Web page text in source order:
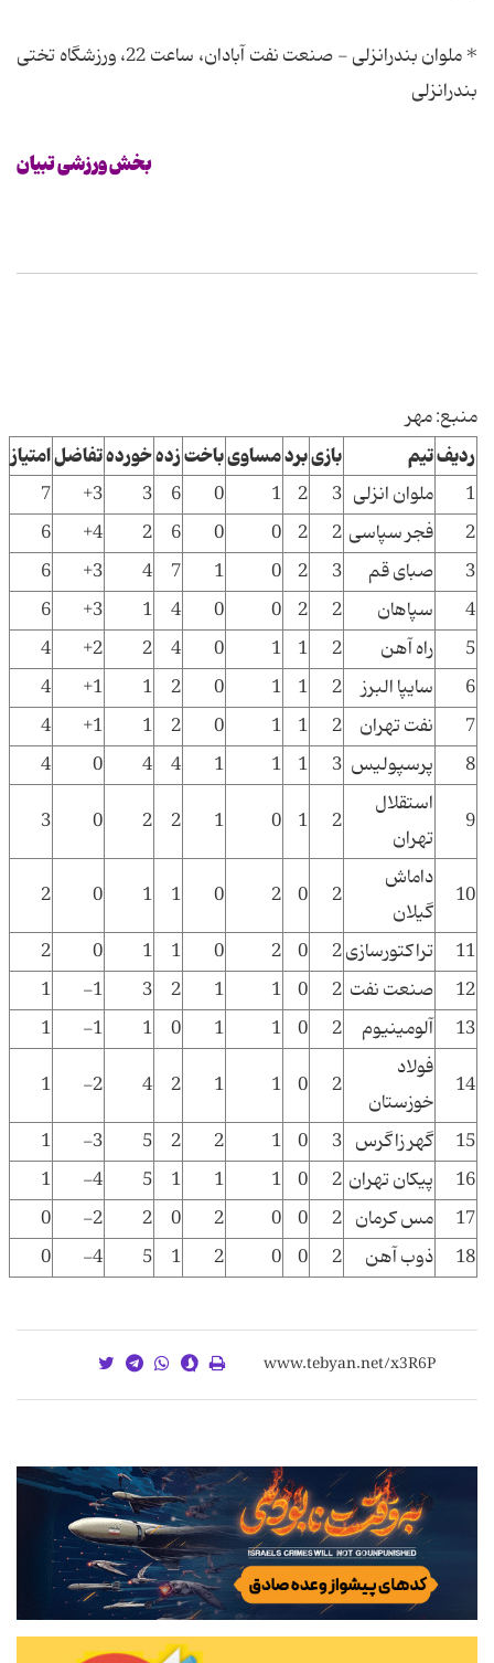
* ملوان بندرانزلی - صنعت نفت آبادان، ساعت 22، ورزشگاه تختی
بندرانزلی
بخش ورزشی تبیان
منبع: مهر
ردیفتیم بازیبردمساویباختزدهخوردهتفاضلامتیاز
1 ملوان انزلی 3
2
1
0
6
3
3+
7
2
فجر سپاسی 2
2
0
0
6
2
4+
6
3
صبای قم 3
2
0
1
7
4
3+
6
4
سپاهان 2
2
0
0
4
1
3+
6
5
راه آهن 2
1
1
0
4
2
2+
4
6
سایپا البرز 2
1
1
0
2
1
1+
4
7
نفت تهران 2
1
1
0
2
1
1+
4
8
پرسپولیس 3
1
1
1
4
4
0
4
9
استقلال
تهران
2
1
0
1
2
2
0
3
10
داماش
گیلان
2
0
2
0
1
1
0
2
11
تراکتورسازی2
0
2
0
1
1
0
2
12
صنعت نفت 2
0
1
1
2
3
1-
1
13
آلومینیوم 2
0
1
1
0
1
1-
1
14
فولاد
خوزستان
2
0
1
1
2
4
2-
1
15
گهر زاگرس 3
0
1
2
2
5
3-
1
16
پیکان تهران 2
0
1
1
1
5
4-
1
17
مس کرمان 2
0
0
2
0
2
2-
0
18
ذوب آهن 2
0
0
2
1
5
4-
0